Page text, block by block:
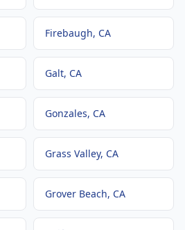
Firebaugh, CA
Galt, CA
Gonzales, CA
Grass Valley, CA
Grover Beach, CA